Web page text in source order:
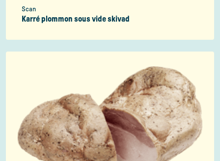
Scan
Karré plommon sous vide skivad